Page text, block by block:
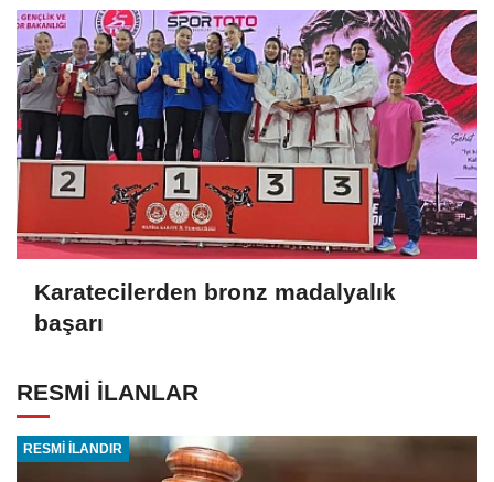
Karatecilerden bronz madalyalık
başarı
RESMİ İLANLAR
RESMİ İLANDIR